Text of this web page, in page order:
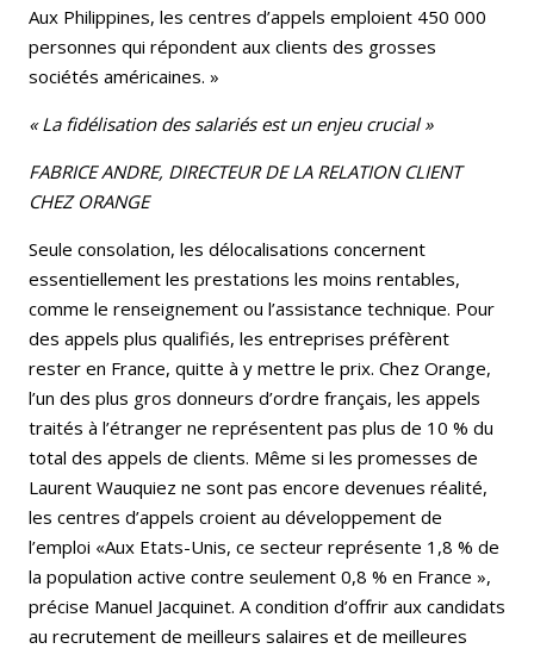
Aux Philippines, les centres d’appels emploient 450 000
personnes qui répondent aux clients des grosses
sociétés américaines. »
« La fidélisation des salariés est un enjeu crucial »
FABRICE ANDRE, DIRECTEUR DE LA RELATION CLIENT
CHEZ ORANGE
Seule consolation, les délocalisations concernent
essentiellement les prestations les moins rentables,
comme le renseignement ou l’assistance technique. Pour
des appels plus qualifiés, les entreprises préfèrent
rester en France, quitte à y mettre le prix. Chez Orange,
l’un des plus gros donneurs d’ordre français, les appels
traités à l’étranger ne représentent pas plus de 10 % du
total des appels de clients. Même si les promesses de
Laurent Wauquiez ne sont pas encore devenues réalité,
les centres d’appels croient au développement de
l’emploi «Aux Etats-Unis, ce secteur représente 1,8 % de
la population active contre seulement 0,8 % en France »,
précise Manuel Jacquinet. A condition d’offrir aux candidats
au recrutement de meilleurs salaires et de meilleures